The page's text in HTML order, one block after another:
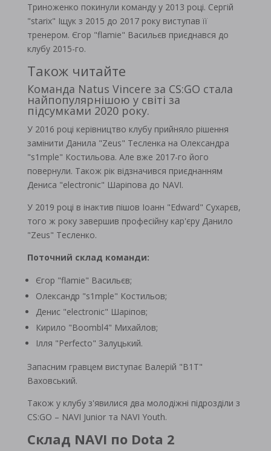
Триноженко покинули команду у 2013 році. Сергій
"starix" Іщук з 2015 до 2017 року виступав її
тренером. Єгор "flamie" Васильєв приєднався до
клубу 2015-го.
Також читайте
Команда Natus Vincere за CS:GO стала
найпопулярнішою у світі за
підсумками 2020 року.
У 2016 році керівництво клубу прийняло рішення
замінити Данила "Zeus" Тесленка на Олександра
"s1mple" Костильова. Але вже 2017-го його
повернули. Також рік відзначився приєднанням
Дениса "electronic" Шаріпова до NAVI.
У 2019 році в інактив пішов Іоанн "Edward" Сухарєв,
того ж року завершив професійну кар'єру Данило
"Zeus" Тесленко.
Поточний склад команди:
Єгор "flamie" Васильєв;
Олександр "s1mple" Костильов;
Денис "electronic" Шаріпов;
Кирило "Boombl4" Михайлов;
Ілля "Perfecto" Залуцький.
Запасним гравцем виступає Валерій "B1T"
Ваховський.
Також у клубу з'явилися два молодіжні підрозділи з
CS:GO – NAVI Junior та NAVI Youth.
Склад NAVI по Dota 2